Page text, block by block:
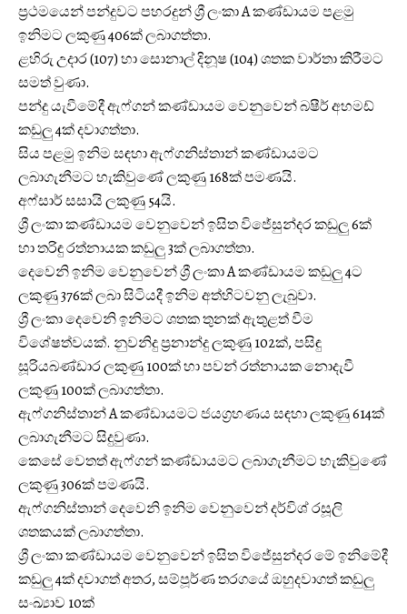
ප්‍රථමයෙන් පන්දුවට පහරදුන් ශ්‍රී ලංකා A කණ්ඩායම පළමු
ඉනිමට ලකුණු 406ක් ලබාගත්තා.
ළහිරු උදාර (107) හා සොනාල් දිනූෂ (104) ශතක වාර්තා කිරීමට
සමත් වුණා.
පන්දු යැවීමේදී ඇෆ්ගන් කණ්ඩායම වෙනුවෙන් බෂීර් අහමඩ්
කඩුලු 4ක් දවාගත්තා.
සිය පළමු ඉනිම සඳහා ඇෆ්ගනිස්තාන් කණ්ඩායමට
ලබාගැනීමට හැකිවුණේ ලකුණු 168ක් පමණයි.
අෆ්සාර් සසායි ලකුණු 54යි.
ශ්‍රී ලංකා කණ්ඩායම වෙනුවෙන් ඉසිත විජේසුන්දර කඩුලු 6ක්
හා තරිඳු රත්නායක කඩුලු 3ක් ලබාගත්තා.
දෙවෙනි ඉනිම වෙනුවෙන් ශ්‍රී ලංකා A කණ්ඩායම කඩුලු 4ට
ලකුණු 376ක් ලබා සිටියදී ඉනිම අත්හිටවනු ලැබුවා.
ශ්‍රී ලංකා දෙවෙනි ඉනිමට ශතක තුනක් ඇතුළත් වීම
විශේෂත්වයක්. නුවනිදු ප්‍රනාන්දු ලකුණු 102ක්, පසිඳු
සූරියබණ්ඩාර ලකුණු 100ක් හා පවන් රත්නායක නොදැවී
ලකුණු 100ක් ලබාගත්තා.
ඇෆ්ගනිස්තාන් A කණ්ඩායමට ජයග්‍රහණය සඳහා ලකුණු 614ක්
ලබාගැනීමට සිදුවුණා.
කෙසේ වෙතත් ඇෆ්ගන් කණ්ඩායමට ලබාගැනීමට හැකිවුණේ
ලකුණු 306ක් පමණයි.
ඇෆ්ගනිස්තාන් දෙවෙනි ඉනිම වෙනුවෙන් දර්විශ් රසූලි
ශතකයක් ලබාගත්තා.
ශ්‍රී ලංකා කණ්ඩායම වෙනුවෙන් ඉසිත විජේසුන්දර මේ ඉනිමේදී
කඩුලු 4ක් දවාගත් අතර, සම්පූර්ණ තරගයේ ඔහුදවාගත් කඩුලු
සංඛ්‍යාව 10ක්